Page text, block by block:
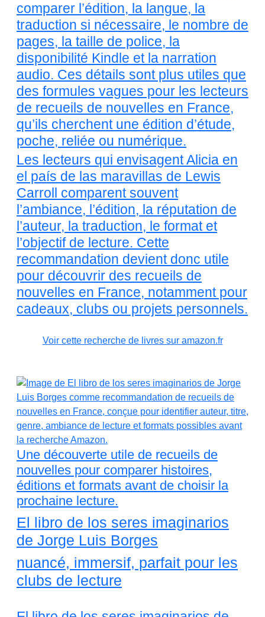
comparer l’édition, la langue, la
traduction si nécessaire, le nombre de
pages, la taille de police, la
disponibilité Kindle et la narration
audio. Ces détails sont plus utiles que
des formules vagues pour les lecteurs
de recueils de nouvelles en France,
qu’ils cherchent une édition d’étude,
poche, reliée ou numérique.
Les lecteurs qui envisagent Alicia en
el país de las maravillas de Lewis
Carroll comparent souvent
l’ambiance, l’édition, la réputation de
l’auteur, la traduction, le format et
l’objectif de lecture. Cette
recommandation devient donc utile
pour découvrir des recueils de
nouvelles en France, notamment pour
cadeaux, clubs ou projets personnels.
Voir cette recherche de livres sur amazon.fr
Une découverte utile de recueils de
nouvelles pour comparer histoires,
éditions et formats avant de choisir la
prochaine lecture.
El libro de los seres imaginarios
de Jorge Luis Borges
nuancé, immersif, parfait pour les
clubs de lecture